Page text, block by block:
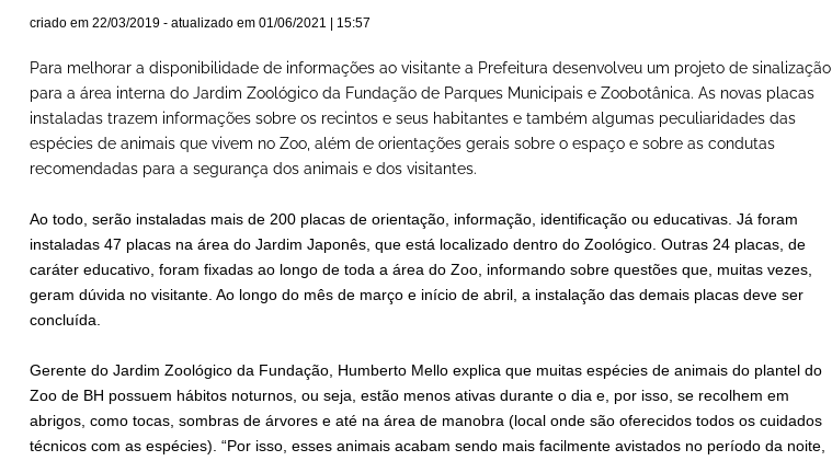
criado em 22/03/2019 - atualizado em 01/06/2021 | 15:57
Para melhorar a disponibilidade de informações ao visitante a Prefeitura desenvolveu um projeto de sinalização
para a área interna do Jardim Zoológico da Fundação de Parques Municipais e Zoobotânica. As novas placas
instaladas trazem informações sobre os recintos e seus habitantes e também algumas peculiaridades das
espécies de animais que vivem no Zoo, além de orientações gerais sobre o espaço e sobre as condutas
recomendadas para a segurança dos animais e dos visitantes.
Ao todo, serão instaladas mais de 200 placas de orientação, informação, identificação ou educativas. Já foram
instaladas 47 placas na área do Jardim Japonês, que está localizado dentro do Zoológico. Outras 24 placas, de
caráter educativo, foram fixadas ao longo de toda a área do Zoo, informando sobre questões que, muitas vezes,
geram dúvida no visitante. Ao longo do mês de março e início de abril, a instalação das demais placas deve ser
concluída.
Gerente do Jardim Zoológico da Fundação, Humberto Mello explica que muitas espécies de animais do plantel do
Zoo de BH possuem hábitos noturnos, ou seja, estão menos ativas durante o dia e, por isso, se recolhem em
abrigos, como tocas, sombras de árvores e até na área de manobra (local onde são oferecidos todos os cuidados
técnicos com as espécies). “Por isso, esses animais acabam sendo mais facilmente avistados no período da noite,